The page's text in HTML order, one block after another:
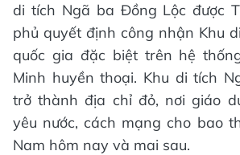
di tích Ngã ba Đồng Lộc được
phủ quyết định công nhận Khu
quốc gia đặc biệt trên hệ
Minh huyền thoại. Khu di tích
trở thành địa chỉ đỏ, nơi giáo
yêu nước, cách mạng cho bao
Nam hôm nay và mai sau.